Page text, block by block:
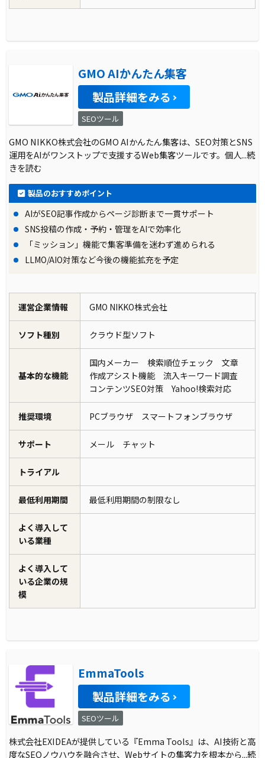
GMO AIかんたん集客
製品詳細をみる
SEOツール
GMO NIKKO株式会社のGMO AIかんたん集客は、SEO対策とSNS
運用をAIがワンストップで支援するWeb集客ツールです。個人...続
きを読む
製品のおすすめポイント
AIがSEO記事作成からページ診断まで一貫サポート
SNS投稿の作成・予約・管理をAIで効率化
「ミッション」機能で集客準備を迷わず進められる
LLMO/AIO対策など今後の機能拡充を予定
運営企業情報 GMO NIKKO株式会社
ソフト種別 クラウド型ソフト
基本的な機能
国内メーカー 検索順位チェック 文章
作成アシスト機能 流入キーワード調査
コンテンツSEO対策 Yahoo!検索対応
推奨環境 PCブラウザ スマートフォンブラウザ
サポート メール チャット
トライアル
最低利用期間 最低利用期間の制限なし
よく導入して
いる業種
よく導入して
いる企業の規
模
EmmaTools
製品詳細をみる
SEOツール
株式会社EXIDEAが提供している『Emma Tools』は、AI技術と高
度なSEOノウハウを融合させ、Webサイトの集客力を根本から...続